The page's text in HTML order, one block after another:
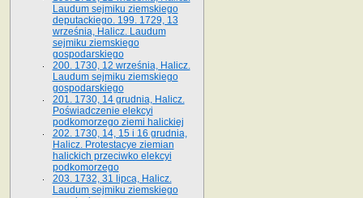
Laudum sejmiku ziemskiego
deputackiego. 199. 1729, 13
września, Halicz. Laudum
sejmiku ziemskiego
gospodarskiego
200. 1730, 12 września, Halicz.
Laudum sejmiku ziemskiego
gospodarskiego
201. 1730, 14 grudnia, Halicz.
Poświadczenie elekcyi
podkomorzego ziemi halickiej
202. 1730, 14, 15 i 16 grudnia,
Halicz. Protestacye ziemian
halickich przeciwko elekcyi
podkomorzego
203. 1732, 31 lipca, Halicz.
Laudum sejmiku ziemskiego